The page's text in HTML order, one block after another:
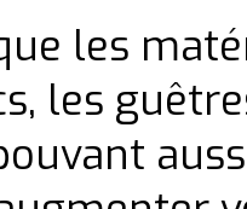
les
les